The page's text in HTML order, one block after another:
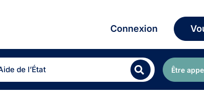
Connexion
de l’État Être